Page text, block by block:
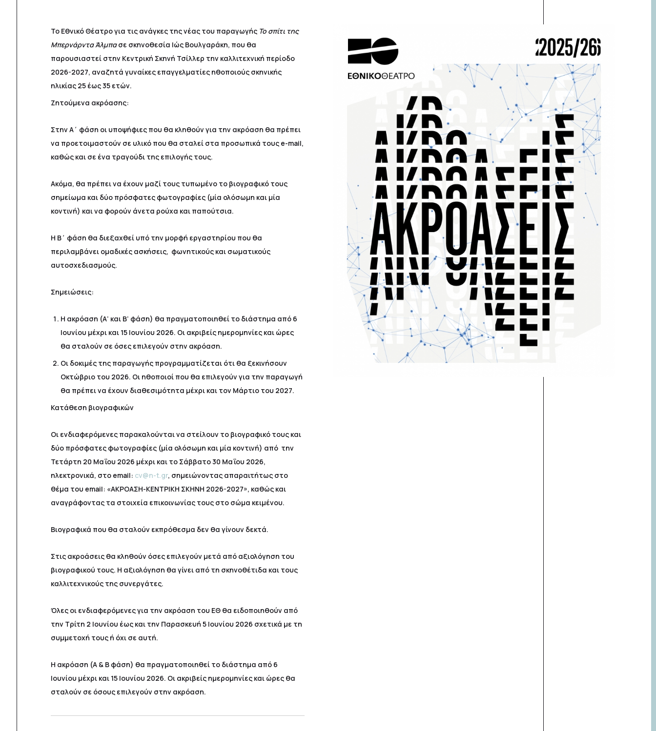
Το Εθνικό Θέατρο για τις ανάγκες της νέας του παραγωγής Το σπίτι της
Μπερνάρντα Άλμπασε σκηνοθεσία Ιώς Βουλγαράκη, που θα
παρουσιαστεί στην Κεντρική Σκηνή Τσίλλερ την καλλιτεχνική περίοδο
2026-2027, αναζητά γυναίκες επαγγελματίες ηθοποιούς σκηνικής
ηλικίας 25 έως 35 ετών.
Ζητούμενα ακρόασης:
Στην Α΄ φάση οι υποψήφιες που θα κληθούν για την ακρόαση θα πρέπει
να προετοιμαστούν σε υλικό που θα σταλεί στα προσωπικά τους e-mail,
καθώς και σε ένα τραγούδι της επιλογής τους.
Ακόμα, θα πρέπει να έχουν μαζί τους τυπωμένο το βιογραφικό τους
σημείωμα και δύο πρόσφατες φωτογραφίες (μία ολόσωμη και μία
κοντινή) και να φορούν άνετα ρούχα και παπούτσια.
Η Β΄ φάση θα διεξαχθεί υπό την μορφή εργαστηρίου που θα
περιλαμβάνει ομαδικές ασκήσεις, φωνητικούς και σωματικούς
αυτοσχεδιασμούς.
Σημειώσεις:
Η ακρόαση (Α’ και Β’ φάση) θα πραγματοποιηθεί το διάστημα από 6
Ιουνίου μέχρι και 15 Ιουνίου 2026. Οι ακριβείς ημερομηνίες και ώρες
θα σταλούν σε όσες επιλεγούν στην ακρόαση.
Οι δοκιμές της παραγωγής προγραμματίζεται ότι θα ξεκινήσουν
Οκτώβριο του 2026. Οι ηθοποιοί που θα επιλεγούν για την παραγωγή
θα πρέπει να έχουν διαθεσιμότητα μέχρι και τον Μάρτιο του 2027.
Κατάθεση βιογραφικών
Οι ενδιαφερόμενες παρακαλούνται να στείλουν το βιογραφικό τους και
δύο πρόσφατες φωτογραφίες (μία ολόσωμη και μία κοντινή) από την
Τετάρτη 20 Μαΐου 2026 μέχρι και το Σάββατο 30 Μαΐου 2026,
ηλεκτρονικά, στο email: cv@n-t.gr, σημειώνοντας απαραιτήτως στο
θέμα του email: «ΑΚΡΟΑΣΗ-ΚΕΝΤΡΙΚΗ ΣΚΗΝΗ 2026-2027», καθώς και
αναγράφοντας τα στοιχεία επικοινωνίας τους στο σώμα κειμένου.
Βιογραφικά που θα σταλούν εκπρόθεσμα δεν θα γίνουν δεκτά.
Στις ακροάσεις θα κληθούν όσες επιλεγούν μετά από αξιολόγηση του
βιογραφικού τους. Η αξιολόγηση θα γίνει από τη σκηνοθέτιδα και τους
καλλιτεχνικούς της συνεργάτες.
Όλες οι ενδιαφερόμενες για την ακρόαση του ΕΘ θα ειδοποιηθούν από
την Τρίτη 2 Ιουνίου έως και την Παρασκευή 5 Ιουνίου 2026 σχετικά με τη
συμμετοχή τους ή όχι σε αυτή.
Η ακρόαση (Α & Β φάση) θα πραγματοποιηθεί το διάστημα από 6
Ιουνίου μέχρι και 15 Ιουνίου 2026. Οι ακριβείς ημερομηνίες και ώρες θα
σταλούν σε όσους επιλεγούν στην ακρόαση.